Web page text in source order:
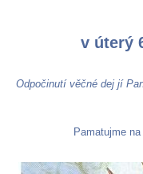
v úterý
Odpočinutí věčné dej jí
Pamatujme